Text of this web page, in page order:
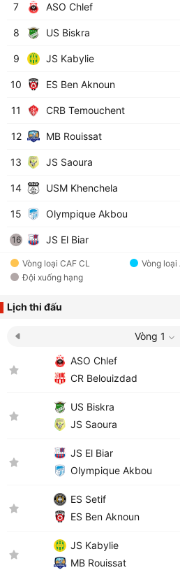
7 ASO Chlef
8 US Biskra
9 JS Kabylie
10 ES Ben Aknoun
11 CRB Temouchent
12 MB Rouissat
13 JS Saoura
14 USM Khenchela
15 Olympique Akbou
16 JS El Biar
Vòng loại CAF CL
Vòng loại
Đội xuống hạng
Lịch thi đấu
Vòng 1
ASO Chlef
CR Belouizdad
US Biskra
JS Saoura
JS El Biar
Olympique Akbou
ES Setif
ES Ben Aknoun
JS Kabylie
MB Rouissat